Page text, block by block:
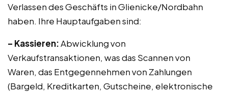
Verlassen des Geschäfts in Glienicke/Nordbahn
haben. Ihre Hauptaufgaben sind:
– Kassieren:Abwicklung von
Verkaufstransaktionen, was das Scannen von
Waren, das Entgegennehmen von Zahlungen
(Bargeld, Kreditkarten, Gutscheine, elektronische